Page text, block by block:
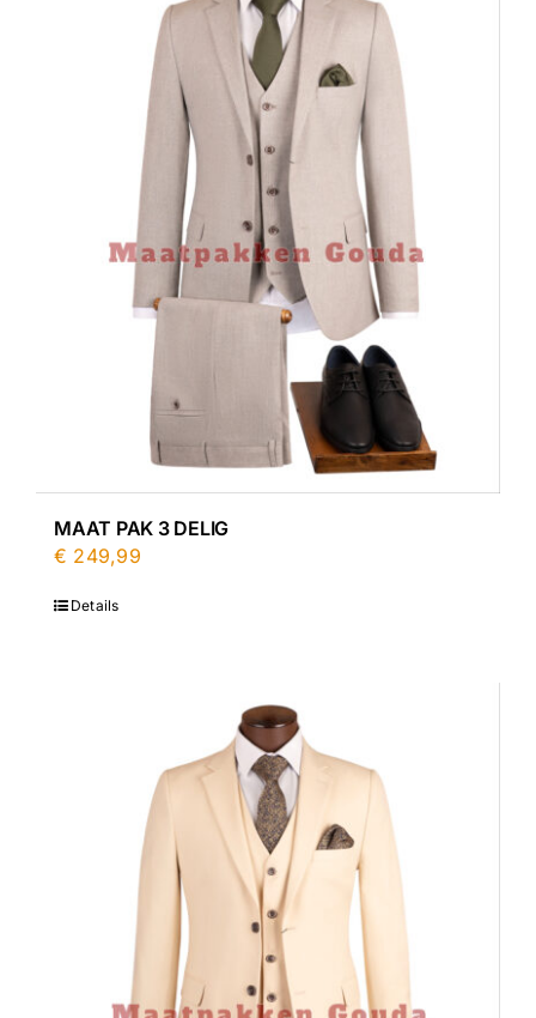
MAAT PAK 3 DELIG
€ 249,99
Details